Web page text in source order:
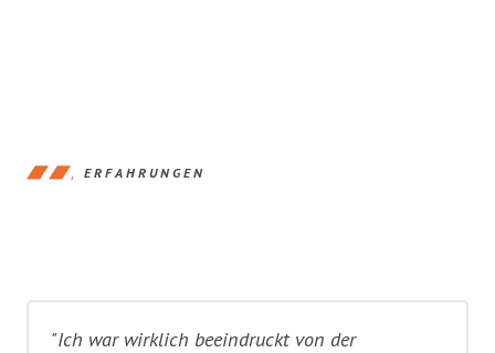
ERFAHRUNGEN
"Ich war wirklich beeindruckt von der